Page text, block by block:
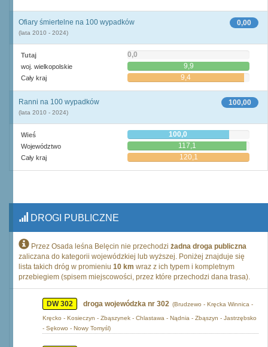
0,00
Ofiary śmiertelne na 100 wypadków
(lata 2010 - 2024)
Tutaj 0,0
woj. wielkopolskie 9,9
Cały kraj 9,4
100,00
Ranni na 100 wypadków
(lata 2010 - 2024)
Wieś 100,0
Województwo 117,1
Cały kraj 120,1
DROGI PUBLICZNE
Przez Osada leśna Belęcin nie przechodzi żadna droga publiczna
zaliczana do kategorii wojewódzkiej lub wyższej. Poniżej znajduje się
lista takich dróg w promieniu 10 km wraz z ich typem i kompletnym
przebiegiem (spisem miejscowości, przez które przechodzi dana trasa).
DW 302 droga wojewódzka nr 302 (Brudzewo - Kręcka Winnica -
Kręcko - Kosieczyn - Zbąszynek - Chlastawa - Nądnia - Zbąszyn - Jastrzębsko
- Sękowo - Nowy Tomyśl)